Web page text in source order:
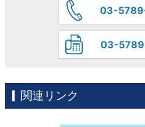
03-
03-
関連リンク